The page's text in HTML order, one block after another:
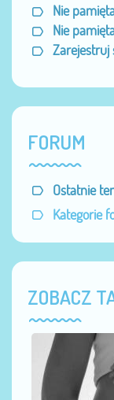
Nie
Nie
Zarejestruj
FORUM
Ostatnie
Kategorie
ZOBACZ